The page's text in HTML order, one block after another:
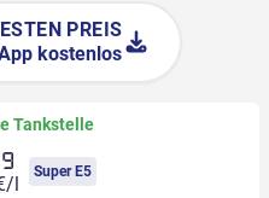
PREIS
kostenlos
Tankstelle
9
l
Super E5